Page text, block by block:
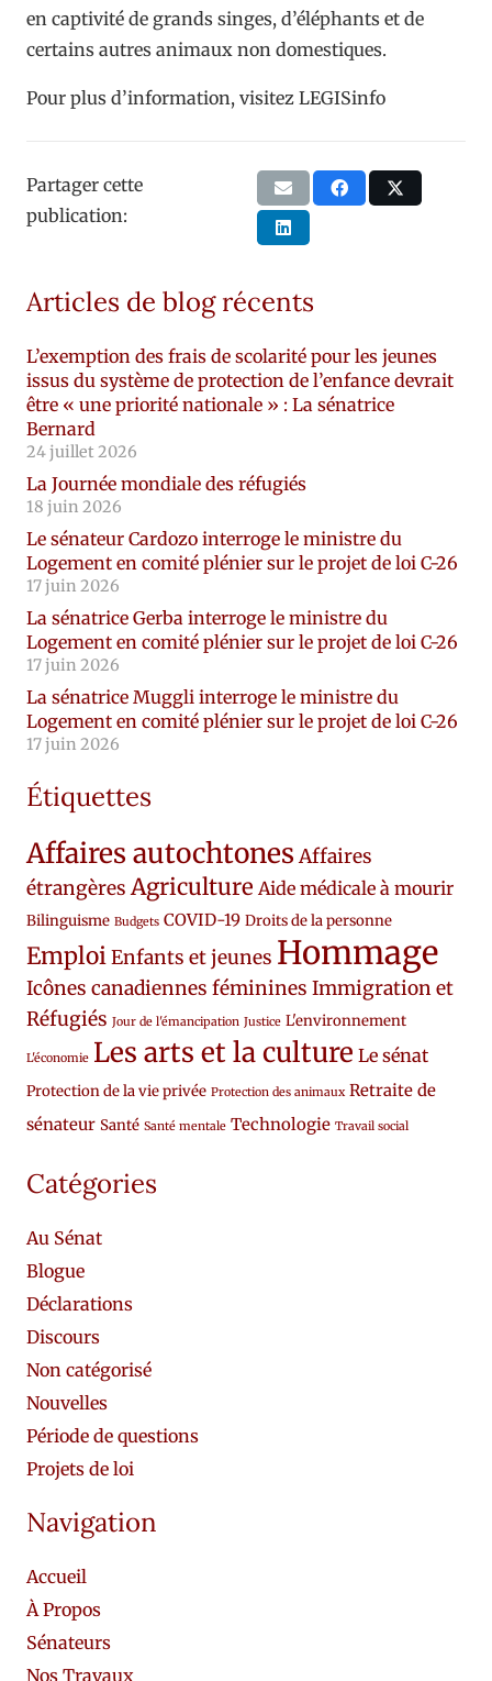
en captivité de grands singes, d’éléphants et de
certains autres animaux non domestiques.
Pour plus d’information, visitez LEGISinfo
Partager cette
publication:
Articles de blog récents
L’exemption des frais de scolarité pour les jeunes
issus du système de protection de l’enfance devrait
être « une priorité nationale » : La sénatrice
Bernard
24 juillet 2026
La Journée mondiale des réfugiés
18 juin 2026
Le sénateur Cardozo interroge le ministre du
Logement en comité plénier sur le projet de loi C-26
17 juin 2026
La sénatrice Gerba interroge le ministre du
Logement en comité plénier sur le projet de loi C-26
17 juin 2026
La sénatrice Muggli interroge le ministre du
Logement en comité plénier sur le projet de loi C-26
17 juin 2026
Étiquettes
Affaires autochtones Affaires
étrangères Agriculture Aide médicale à mourir
Bilinguisme Budgets COVID-19 Droits de la personne
EmploiEnfants et jeunes Hommage
Icônes canadiennes féminines Immigration et
Réfugiés Jour de l'émancipation Justice L'environnement
L'économie Les arts et la culture Le sénat
Protection de la vie privée Protection des animaux Retraite de
sénateur Santé Santé mentale Technologie Travail social
Catégories
Au Sénat
Blogue
Déclarations
Discours
Non catégorisé
Nouvelles
Période de questions
Projets de loi
Navigation
Accueil
À Propos
Sénateurs
Nos Travaux